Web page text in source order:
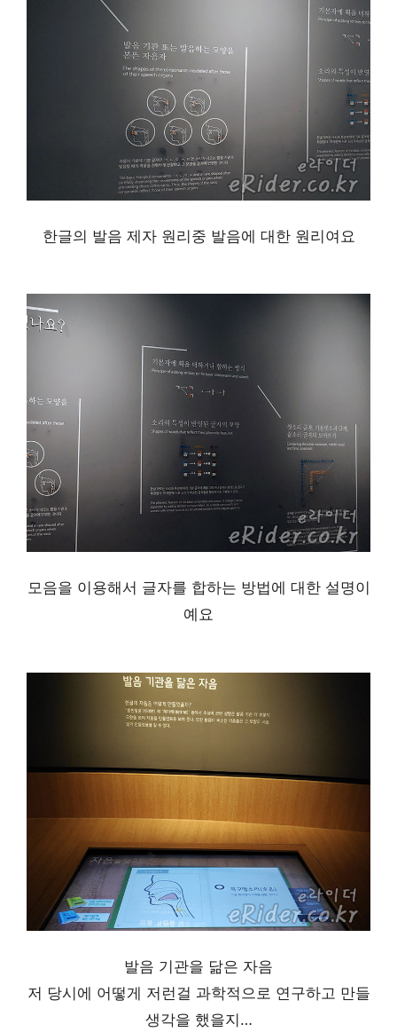
한글의 발음 제자 원리중 발음에 대한 원리여요
모음을 이용해서 글자를 합하는 방법에 대한 설명이
예요
발음 기관을 닮은 자음
저 당시에 어떻게 저런걸 과학적으로 연구하고 만들
생각을 했을지…